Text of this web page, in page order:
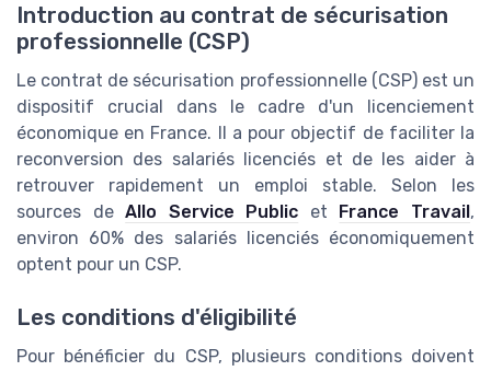
Introduction au contrat de sécurisation
professionnelle (CSP)
Le contrat de sécurisation professionnelle (CSP) est un
dispositif crucial dans le cadre d'un licenciement
économique en France. Il a pour objectif de faciliter la
reconversion des salariés licenciés et de les aider à
retrouver rapidement un emploi stable. Selon les
sources deAllo Service Public et France Travail,
environ 60% des salariés licenciés économiquement
optent pour un CSP.
Les conditions d'éligibilité
Pour bénéficier du CSP, plusieurs conditions doivent